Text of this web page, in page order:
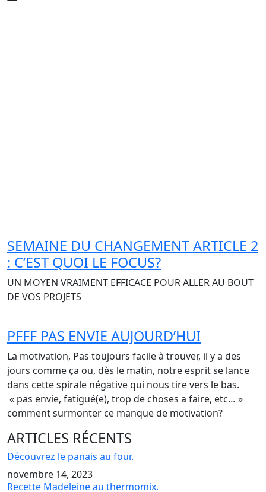
SEMAINE DU CHANGEMENT ARTICLE 2
: C’EST QUOI LE FOCUS?
UN MOYEN VRAIMENT EFFICACE POUR ALLER AU BOUT
DE VOS PROJETS
PFFF PAS ENVIE AUJOURD’HUI
La motivation, Pas toujours facile à trouver, il y a des
jours comme ça ou, dès le matin, notre esprit se lance
dans cette spirale négative qui nous tire vers le bas.
« pas envie, fatigué(e), trop de choses a faire, etc… »
comment surmonter ce manque de motivation?
ARTICLES RÉCENTS
Découvrez le panais au four.
novembre 14, 2023
Recette Madeleine au thermomix.